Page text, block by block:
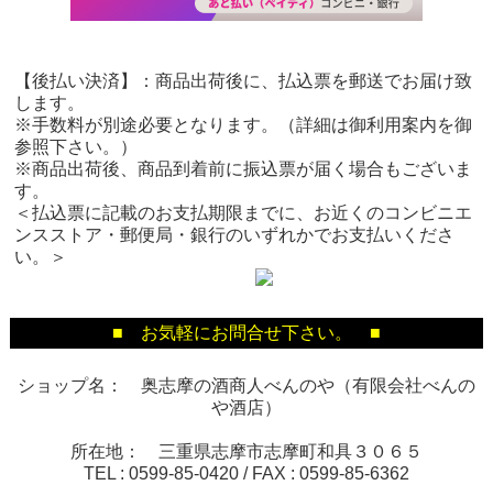
【後払い決済】：商品出荷後に、払込票を郵送でお届け致
します。
※手数料が別途必要となります。（詳細は御利用案内を御
参照下さい。）
※商品出荷後、商品到着前に振込票が届く場合もございま
す。
＜払込票に記載のお支払期限までに、お近くのコンビニエ
ンスストア・郵便局・銀行のいずれかでお支払いくださ
い。＞
■ お気軽にお問合せ下さい。 ■
ショップ名： 奥志摩の酒商人べんのや（有限会社べんの
や酒店）
所在地： 三重県志摩市志摩町和具３０６５
TEL : 0599-85-0420 / FAX : 0599-85-6362